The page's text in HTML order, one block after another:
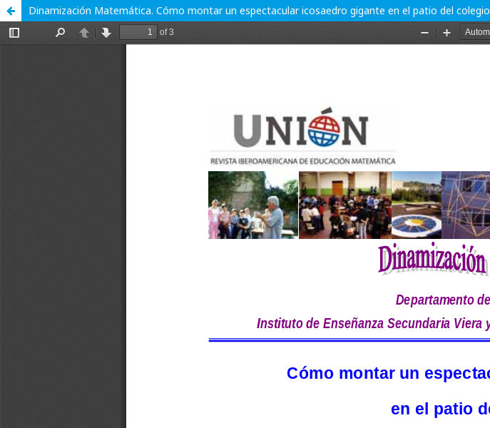
Dinamización Matemática. Cómo montar un espectacular icosaedro gigante en el patio del colegio